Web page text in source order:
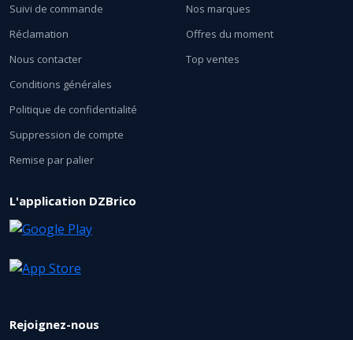
Suivi de commande
Réclamation
Nous contacter
Conditions générales
Politique de confidentialité
Suppression de compte
Remise par palier
Nos marques
Offres du moment
Top ventes
L'application DZBrico
Rejoignez-nous